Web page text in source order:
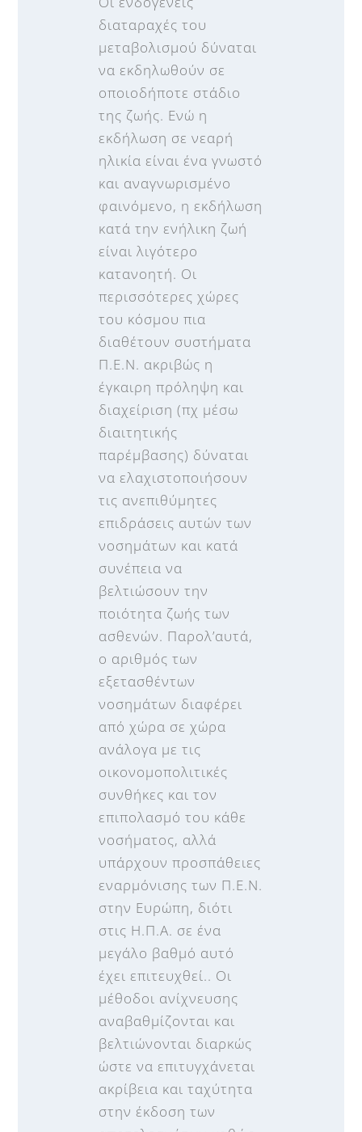
διαταραχές του
μεταβολισμού δύναται
να εκδηλωθούν σε
οποιοδήποτε στάδιο
της ζωής. Ενώ η
εκδήλωση σε νεαρή
ηλικία είναι ένα γνωστό
και αναγνωρισμένο
φαινόμενο, η εκδήλωση
κατά την ενήλικη ζωή
είναι λιγότερο
κατανοητή. Οι
περισσότερες χώρες
του κόσμου πια
διαθέτουν συστήματα
Π.Ε.Ν. ακριβώς η
έγκαιρη πρόληψη και
διαχείριση (πχ μέσω
διαιτητικής
παρέμβασης) δύναται
να ελαχιστοποιήσουν
τις ανεπιθύμητες
επιδράσεις αυτών των
νοσημάτων και κατά
συνέπεια να
βελτιώσουν την
ποιότητα ζωής των
ασθενών. Παρολ’αυτά,
ο αριθμός των
εξετασθέντων
νοσημάτων διαφέρει
από χώρα σε χώρα
ανάλογα με τις
οικονομοπολιτικές
συνθήκες και τον
επιπολασμό του κάθε
νοσήματος, αλλά
υπάρχουν προσπάθειες
εναρμόνισης των Π.Ε.Ν.
στην Ευρώπη, διότι
στις Η.Π.Α. σε ένα
μεγάλο βαθμό αυτό
έχει επιτευχθεί.. Οι
μέθοδοι ανίχνευσης
αναβαθμίζονται και
βελτιώνονται διαρκώς
ώστε να επιτυγχάνεται
ακρίβεια και ταχύτητα
στην έκδοση των